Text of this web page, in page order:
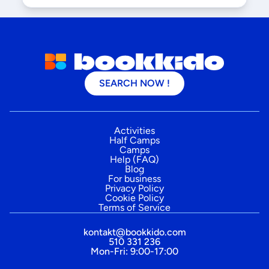
SEARCH NOW !
Activities
Half Camps
Camps
Help (FAQ)
Blog
For business
Privacy Policy
Cookie Policy
Terms of Service
kontakt@bookkido.com
510 331 236
Mon-Fri: 9:00-17:00